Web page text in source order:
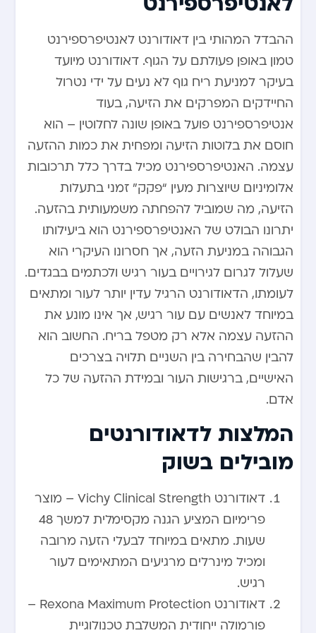
ההבדל המהותי בין דאודורנט לאנטיפרספירנט
טמון באופן פעולתם על הגוף. דאודורנט מיועד
בעיקר למניעת ריח גוף לא נעים על ידי נטרול
החיידקים המפרקים את הזיעה, בעוד
אנטיפרספירנט פועל באופן שונה לחלוטין – הוא
חוסם את בלוטות הזיעה ומפחית את כמות ההזעה
עצמה. האנטיפרספירנט מכיל בדרך כלל תרכובות
אלומיניום שיוצרות מעין “פקק” זמני בתעלות
הזיעה, מה שמוביל להפחתה משמעותית בהזעה.
יתרונו הבולט של האנטיפרספירנט הוא ביעילותו
הגבוהה במניעת הזעה, אך חסרונו העיקרי הוא
שעלול לגרום לגירויים בעור רגיש ולכתמים בבגדים.
לעומתו, הדאודורנט הרגיל עדין יותר לעור ומתאים
במיוחד לאנשים עם עור רגיש, אך אינו מונע את
ההזעה עצמה אלא רק מטפל בריח. החשוב הוא
להבין שהבחירה בין השניים תלויה בצרכים
האישיים, ברגישות העור ובמידת ההזעה של כל
אדם.
המלצות לדאודורנטים
מובילים בשוק
דאודורנט Vichy Clinical Strength – מוצר
פרימיום המציע הגנה מקסימלית למשך 48
שעות. מתאים במיוחד לבעלי הזעה מרובה
ומכיל מינרלים מרגיעים המתאימים לעור
רגיש.
דאודורנט Rexona Maximum Protection –
פורמולה ייחודית המשלבת טכנולוגיית